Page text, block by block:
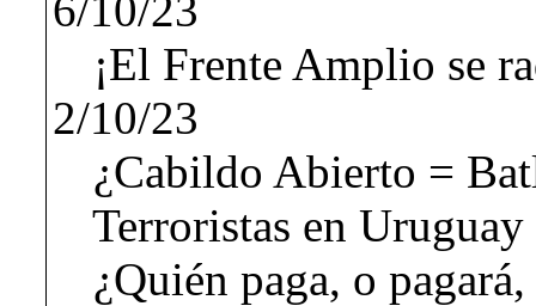
¡El Frente Amplio se
2/10/23
¿Cabildo Abierto =
Terroristas en
¿Quién paga, o